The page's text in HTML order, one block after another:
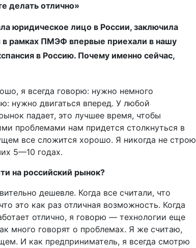
делать отлично»
юридическое лицо в России, заключила
в рамках ПМЭФ впервые приехали в нашу
в Россию. Почему именно сейчас,
я всегда говорю: нужно немного
нужно двигаться вперед. У любой
падает, это лучшее время, чтобы
проблемами нам придется столкнуться в
все сложится хорошо. Я никогда не строю
5—10 годах.
на российский рынок?
дешевле. Когда все считали, что
это как раз отличная возможность. Когда
отлично, я говорю — технологии еще
много говорят о проблемах. Я же считаю,
И как предприниматель, я всегда смотрю